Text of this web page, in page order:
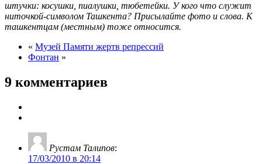
штучки: косушки, пиалушки, тюбетейки. У кого что служит
ниточкой-символом Ташкента? Присылайте фото и слова. К
ташкентцам (местным) тоже относится.
« Музей Памяти жертв репрессий
Фонтан »
9 комментариев
Рустам Талипов:
17/03/2010 в 20:14